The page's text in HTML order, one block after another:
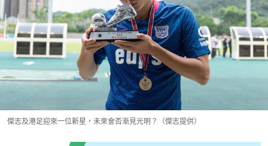
傑志及港足迎來一位新星，未來會否漸見光明？（傑志提供）